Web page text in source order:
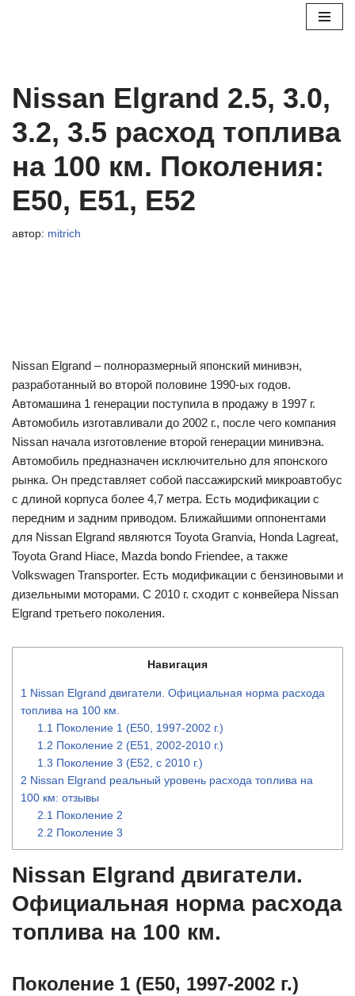
Nissan Elgrand 2.5, 3.0,
3.2, 3.5 расход топлива
на 100 км. Поколения:
Е50, Е51, Е52
автор: mitrich
Nissan Elgrand – полноразмерный японский минивэн,
разработанный во второй половине 1990-ых годов.
Автомашина 1 генерации поступила в продажу в 1997 г.
Автомобиль изготавливали до 2002 г., после чего компания
Nissan начала изготовление второй генерации минивэна.
Автомобиль предназначен исключительно для японского
рынка. Он представляет собой пассажирский микроавтобус
с длиной корпуса более 4,7 метра. Есть модификации с
передним и задним приводом. Ближайшими оппонентами
для Nissan Elgrand являются Toyota Granvia, Honda Lagreat,
Toyota Grand Hiace, Mazda bondo Friendee, а также
Volkswagen Transporter. Есть модификации с бензиновыми и
дизельными моторами. С 2010 г. сходит с конвейера Nissan
Elgrand третьего поколения.
Навигация
1 Nissan Elgrand двигатели. Официальная норма расхода
топлива на 100 км.
1.1 Поколение 1 (Е50, 1997-2002 г.)
1.2 Поколение 2 (Е51, 2002-2010 г.)
1.3 Поколение 3 (Е52, с 2010 г.)
2 Nissan Elgrand реальный уровень расхода топлива на
100 км: отзывы
2.1 Поколение 2
2.2 Поколение 3
Nissan Elgrand двигатели.
Официальная норма расхода
топлива на 100 км.
Поколение 1 (Е50, 1997-2002 г.)